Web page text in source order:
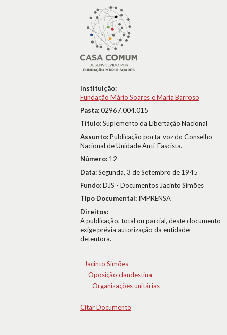
Instituição:
Fundação Mário Soares e Maria Barroso
Pasta:02967.004.015
Título:Suplemento da Libertação Nacional
Assunto:Publicação porta-voz do Conselho
Nacional de Unidade Anti-Fascista.
Número: 12
Data:Segunda, 3 de Setembro de 1945
Fundo:DJS - Documentos Jacinto Simões
Tipo Documental: IMPRENSA
Direitos:
A publicação, total ou parcial, deste documento
exige prévia autorização da entidade
detentora.
Jacinto Simões
Oposição clandestina
Organizações unitárias
Citar Documento